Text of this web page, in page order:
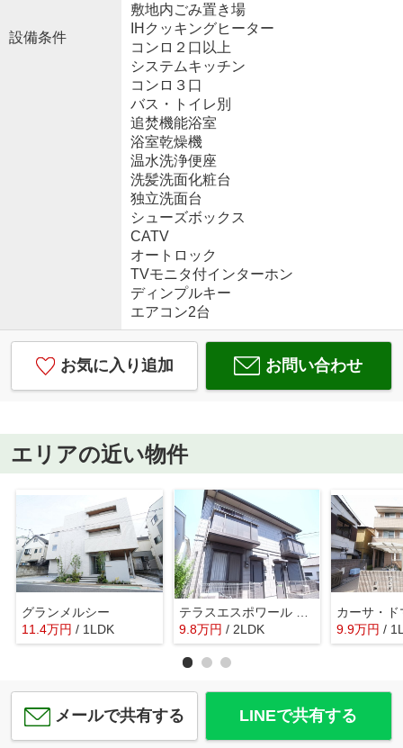
設備条件
敷地内ごみ置き場
IHクッキングヒーター
コンロ２口以上
システムキッチン
コンロ３口
バス・トイレ別
追焚機能浴室
浴室乾燥機
温水洗浄便座
洗髪洗面化粧台
独立洗面台
シューズボックス
CATV
オートロック
TVモニタ付インターホン
ディンプルキー
エアコン2台
お気に入り追加 お問い合わせ
エリアの近い物件
グランメルシー
11.4万円 / 1LDK
9.8万円 / 2LDK
カーサ・ド
9.9万円 /
メールで共有する LINEで共有する